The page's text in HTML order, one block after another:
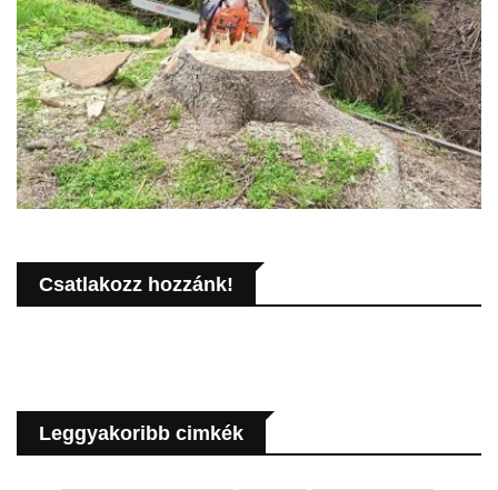
Csatlakozz hozzánk!
Leggyakoribb cimkék